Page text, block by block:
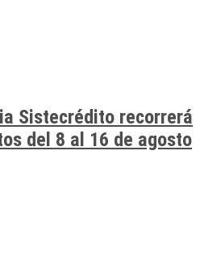
Sistecrédito recorrerá
del 8 al 16 de agosto